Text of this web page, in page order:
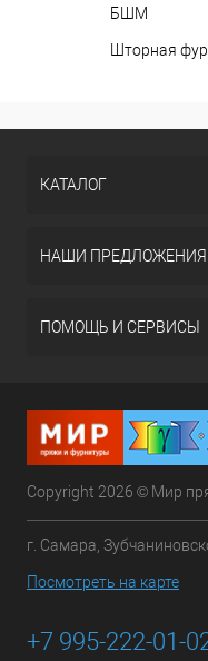
БШМ
Шторная
КАТАЛОГ
НАШИ ПРЕДЛОЖЕНИЯ
ПОМОЩЬ И СЕРВИСЫ
Copyright 2026 © Мир
г. Самара,
Посмотреть на карте
+7 995-222-01-